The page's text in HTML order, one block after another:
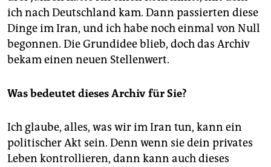
ich nach Deutschland kam. Dann passierten diese
Dinge im Iran, und ich habe noch einmal von Null
begonnen. Die Grundidee blieb, doch das Archiv
bekam einen neuen Stellenwert.
Was bedeutet dieses Archiv für Sie?
Ich glaube, alles, was wir im Iran tun, kann ein
politischer Akt sein. Denn wenn sie dein privates
Leben kontrollieren, dann kann auch dieses